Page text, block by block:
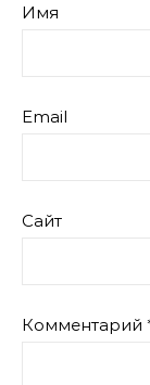
Имя
Email
Сайт
Комментарий